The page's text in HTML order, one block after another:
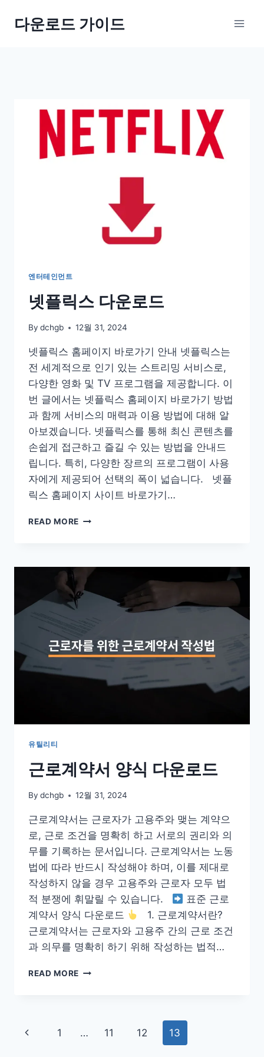
다운로드 가이드
엔터테인먼트
넷플릭스 다운로드
By dchgb 12월 31, 2024
넷플릭스 홈페이지 바로가기 안내 넷플릭스는
전 세계적으로 인기 있는 스트리밍 서비스로,
다양한 영화 및 TV 프로그램을 제공합니다. 이
번 글에서는 넷플릭스 홈페이지 바로가기 방법
과 함께 서비스의 매력과 이용 방법에 대해 알
아보겠습니다. 넷플릭스를 통해 최신 콘텐츠를
손쉽게 접근하고 즐길 수 있는 방법을 안내드
립니다. 특히, 다양한 장르의 프로그램이 사용
자에게 제공되어 선택의 폭이 넓습니다. 넷플
릭스 홈페이지 사이트 바로가기…
READ MORE
다
운
로
유틸리티
근로계약서 양식 다운로드
By dchgb 12월 31, 2024
근로계약서는 근로자가 고용주와 맺는 계약으
로, 근로 조건을 명확히 하고 서로의 권리와 의
무를 기록하는 문서입니다. 근로계약서는 노동
법에 따라 반드시 작성해야 하며, 이를 제대로
작성하지 않을 경우 고용주와 근로자 모두 법
적 분쟁에 휘말릴 수 있습니다.
표준 근로
계약서 양식 다운로드
1. 근로계약서란?
근로계약서는 근로자와 고용주 간의 근로 조건
과 의무를 명확히 하기 위해 작성하는 법적…
READ MORE 근
Page
Previous
1 … 11 12 13